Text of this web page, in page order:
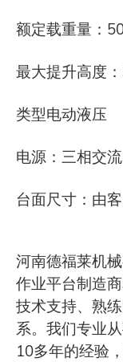
额定载重量：
最大提升高度
类型电动液压
电源：三相交
台面尺寸：由
河南德福莱机
作业平台制造
技术支持、熟
系。我们专业
10多年的经验